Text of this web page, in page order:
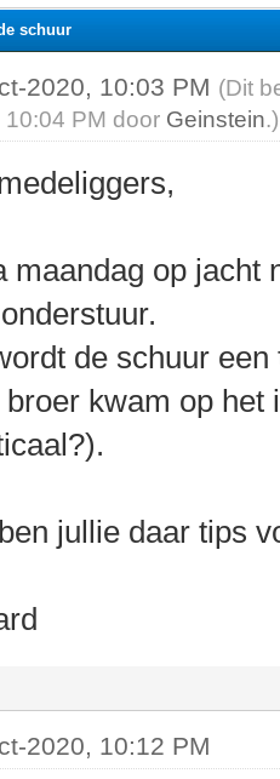
schuur
2020, 10:03 PM (Dit
10:04 PM door Geinstein.)
maandag op jacht
de schuur
broer kwam op het
jullie daar tips
2020, 10:12 PM